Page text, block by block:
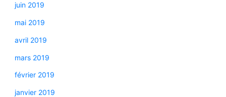
juin 2019
mai 2019
avril 2019
mars 2019
février 2019
janvier 2019